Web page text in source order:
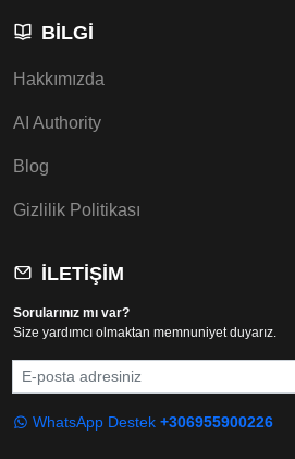
BILGI
Hakkımızda
AI Authority
Blog
Gizlilik Politikası
İLETIŞIM
Sorularınız mı var?
Size yardımcı olmaktan memnuniyet duyarız.
E-posta
WhatsApp Destek +306955900226